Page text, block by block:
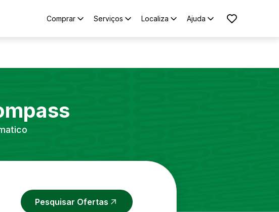
Comprar Serviços Localiza Ajuda
Pesquisar Ofertas